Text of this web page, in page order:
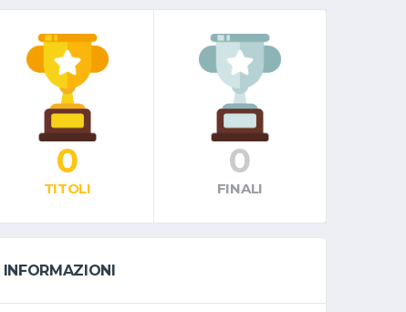
0
TITOLI
0
FINALI
INFORMAZIONI